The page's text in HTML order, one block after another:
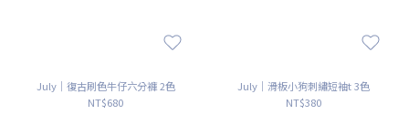
July｜復古刷色牛仔六分褲 2色
NT$680
July｜滑板小狗刺繡短袖t 3色
NT$380